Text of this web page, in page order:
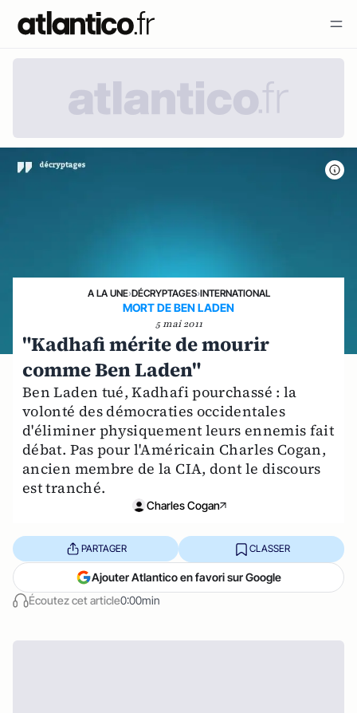
A LA UNE›DÉCRYPTAGES›INTERNATIONAL
MORT DE BEN LADEN
5 mai 2011
"Kadhafi mérite de mourir
comme Ben Laden"
Ben Laden tué, Kadhafi pourchassé : la
volonté des démocraties occidentales
d'éliminer physiquement leurs ennemis fait
débat. Pas pour l'Américain Charles Cogan,
ancien membre de la CIA, dont le discours
est tranché.
Charles Cogan
Écoutez cet article0:00min
PARTAGER CLASSER
Ajouter Atlantico en favori sur Google